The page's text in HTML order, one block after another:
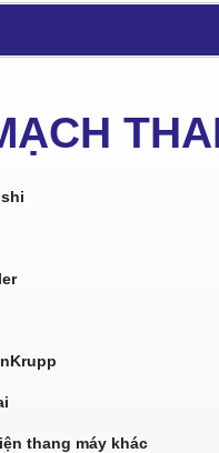
thang máy khác